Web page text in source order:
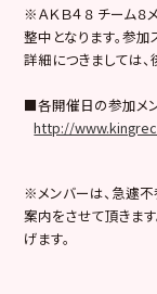
※ＡＫＢ４８ チーム８
整中となります。参加
詳細につきましては
■各開催日の参加メン
http://
※メンバーは、急遽
案内をさせて頂きま
げます。